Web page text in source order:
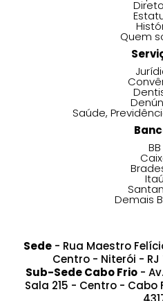
Quem
Saúde,
BB
Itaú
Demais
Sede- Rua Maestro
Centro - Niterói - RJ
Sub-Sede Cabo Frio -
Sala 215 - Centro - Cabo